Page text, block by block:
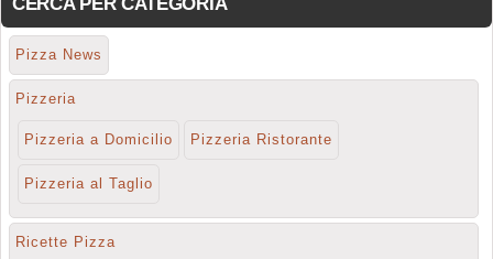
Pizza News
Pizzeria
Pizzeria a Domicilio Pizzeria Ristorante
Pizzeria al Taglio
Ricette Pizza